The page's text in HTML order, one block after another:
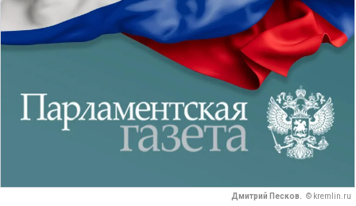
Дмитрий Песков. © kremlin.ru